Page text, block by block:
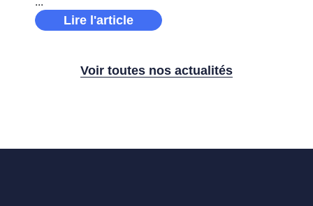
Lire l'article
Voir toutes nos actualités